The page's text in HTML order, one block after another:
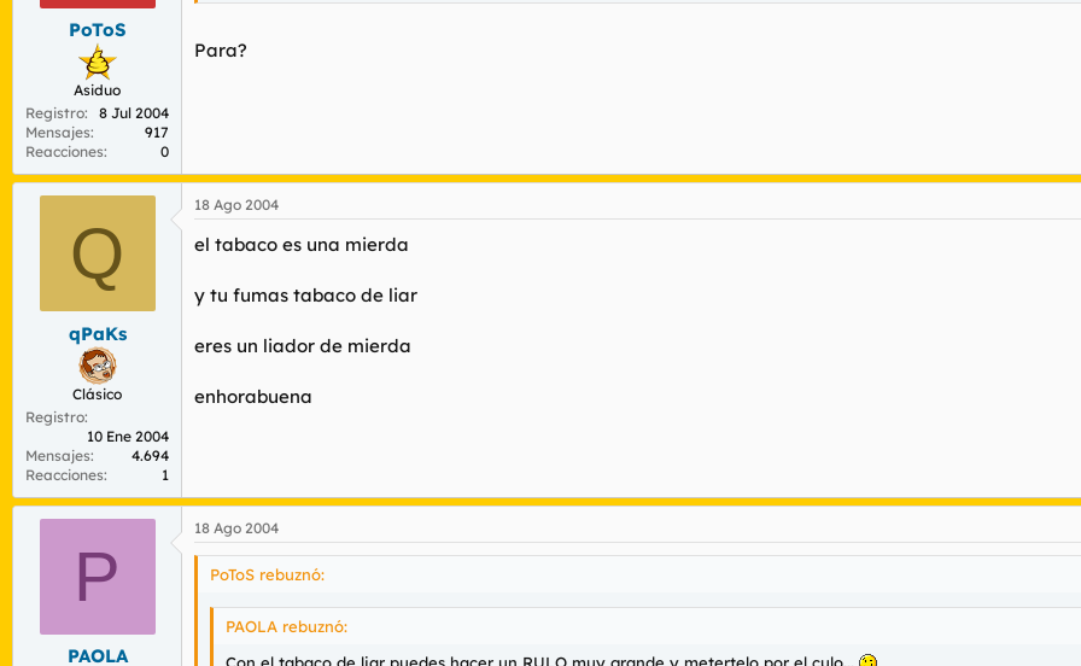
PoToS
Asiduo
Registro
8 Jul 2004
Mensajes
917
Reacciones
0
Para?
Q
qPaKs
Clásico
Registro
10 Ene 2004
Mensajes
4.694
Reacciones
1
18 Ago 2004
el tabaco es una mierda
y tu fumas tabaco de liar
eres un liador de mierda
enhorabuena
P
PAOLA
18 Ago 2004
PoToS rebuznó:
PAOLA rebuznó: